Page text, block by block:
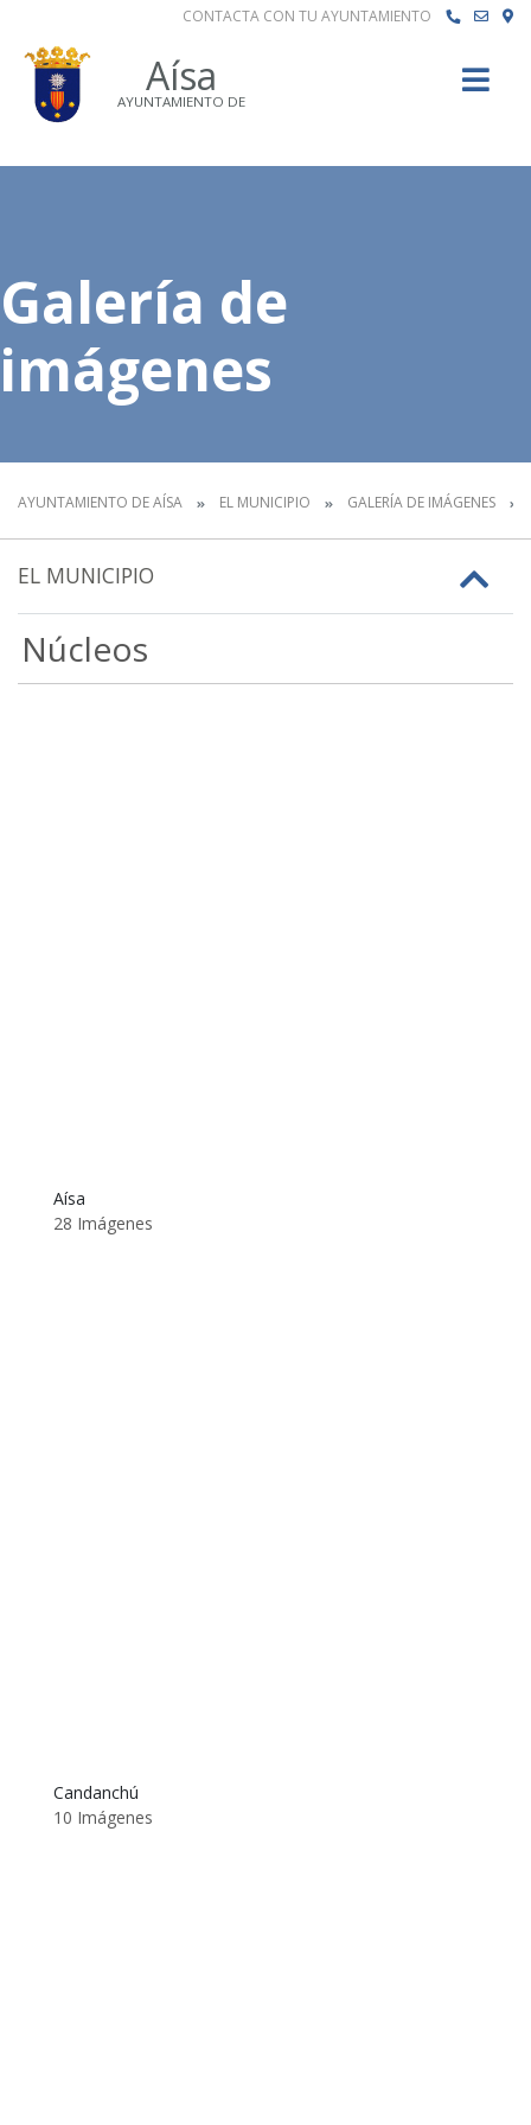
CONTACTA CON TU AYUNTAMIENTO
Aísa
AYUNTAMIENTO DE
Galería de
imágenes
AYUNTAMIENTO DE AÍSA EL MUNICIPIO GALERÍA DE IMÁGENES
EL MUNICIPIO
Núcleos
Aísa
28 Imágenes
Candanchú
10 Imágenes